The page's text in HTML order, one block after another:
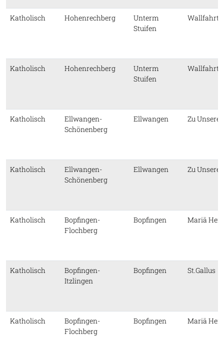
Katholisch Hohenrechberg
Unterm
Stuifen
Katholisch Hohenrechberg
Unterm
Stuifen
Katholisch
Ellwangen-
Schönenberg
Ellwangen Zu
Katholisch
Ellwangen-
Schönenberg
Ellwangen Zu
Katholisch
Bopfingen-
Flochberg
Bopfingen Mariä
Katholisch
Bopfingen-
Itzlingen
Bopfingen St.Gallus
Katholisch
Bopfingen-
Flochberg
Bopfingen Mariä